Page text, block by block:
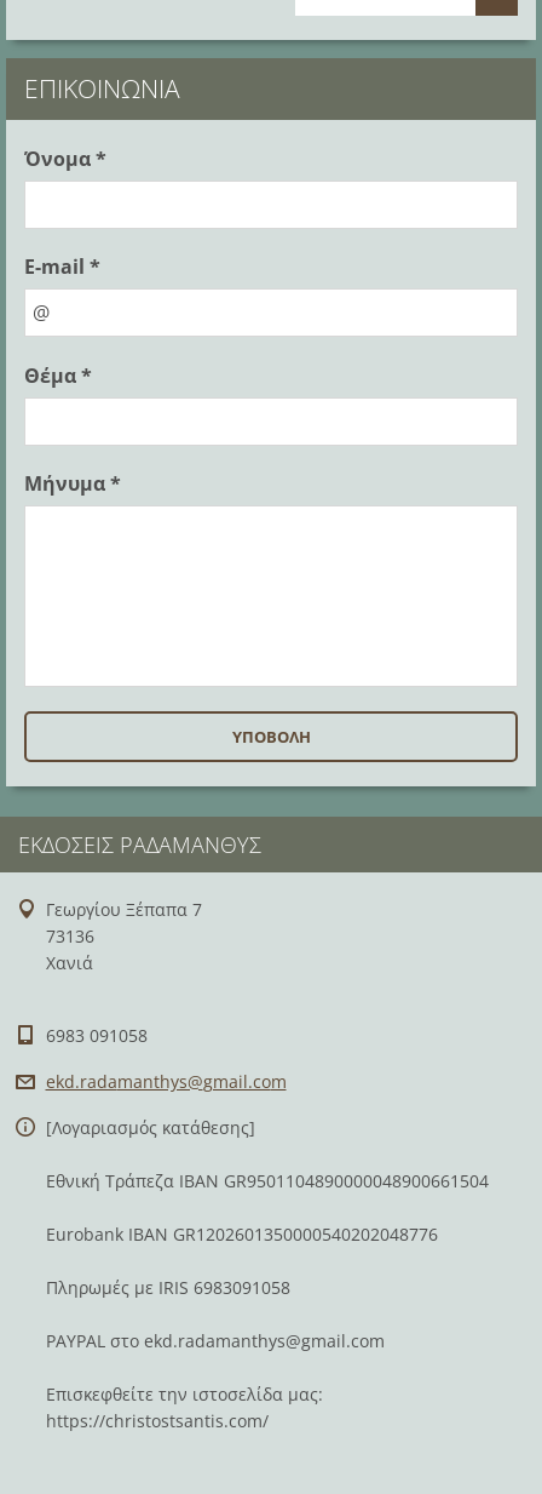
ΕΠΙΚΟΙΝΩΝΊΑ
Όνομα *
E-mail *
Θέμα *
Μήνυμα *
ΕΚΔΌΣΕΙΣ ΡΑΔΆΜΑΝΘΥΣ
Γεωργίου Ξέπαπα 7
73136
Χανιά
6983 091058
ekd.radamanthys@gmail.com
[Λογαριασμός κατάθεσης]
Εθνική Τράπεζα IBAN GR9501104890000048900661504
Eurobank IBAN GR1202601350000540202048776
Πληρωμές με IRIS 6983091058
PAYPAL στο ekd.radamanthys@gmail.com
Επισκεφθείτε την ιστοσελίδα μας:
https://christostsantis.com/